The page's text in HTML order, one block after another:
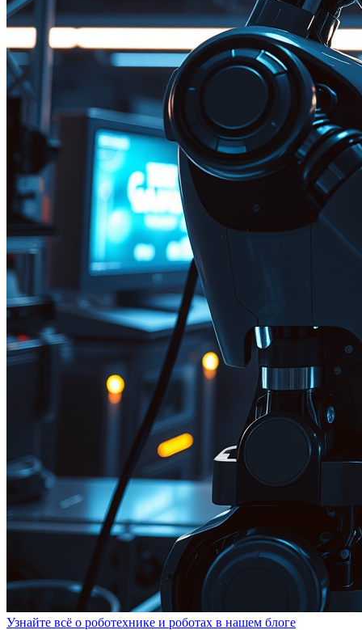
Узнайте всё о роботехнике и роботах в нашем блоге